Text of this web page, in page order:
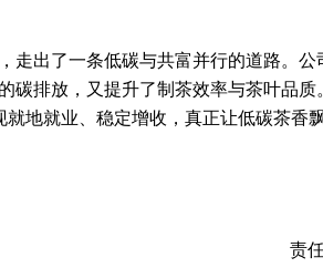
走出了一条低碳与共富并行的道路。公
碳排放，又提升了制茶效率与茶叶品质
地就业、稳定增收，真正让低碳茶香
责